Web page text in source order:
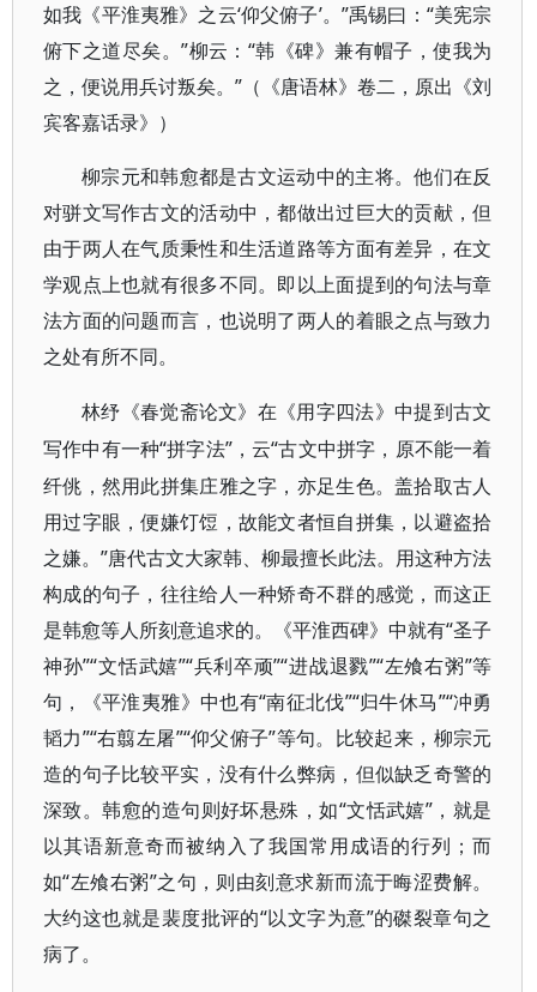
如我《平淮夷雅》之云‘仰父俯子’。”禹锡曰：“美宪宗
俯下之道尽矣。”柳云：“韩《碑》兼有帽子，使我为
之，便说用兵讨叛矣。”（《唐语林》卷二，原出《刘
宾客嘉话录》）
柳宗元和韩愈都是古文运动中的主将。他们在反
对骈文写作古文的活动中，都做出过巨大的贡献，但
由于两人在气质秉性和生活道路等方面有差异，在文
学观点上也就有很多不同。即以上面提到的句法与章
法方面的问题而言，也说明了两人的着眼之点与致力
之处有所不同。
林纾《春觉斋论文》在《用字四法》中提到古文
写作中有一种“拼字法”，云“古文中拼字，原不能一着
纤佻，然用此拼集庄雅之字，亦足生色。盖拾取古人
用过字眼，便嫌饤饾，故能文者恒自拼集，以避盗拾
之嫌。”唐代古文大家韩、柳最擅长此法。用这种方法
构成的句子，往往给人一种矫奇不群的感觉，而这正
是韩愈等人所刻意追求的。《平淮西碑》中就有“圣子
神孙”“文恬武嬉”“兵利卒顽”“进战退戮”“左飧右粥”等
句，《平淮夷雅》中也有“南征北伐”“归牛休马”“冲勇
韬力”“右翦左屠”“仰父俯子”等句。比较起来，柳宗元
造的句子比较平实，没有什么弊病，但似缺乏奇警的
深致。韩愈的造句则好坏悬殊，如“文恬武嬉”，就是
以其语新意奇而被纳入了我国常用成语的行列；而
如“左飧右粥”之句，则由刻意求新而流于晦涩费解。
大约这也就是裴度批评的“以文字为意”的磔裂章句之
病了。